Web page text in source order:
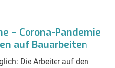
– Corona-Pandemie
auf Bauarbeiten
Die Arbeiter auf den